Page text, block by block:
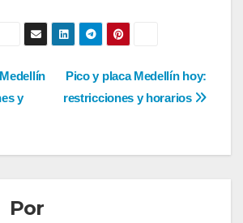
Pico y placa Medellín hoy:
restricciones y horarios
y
Por